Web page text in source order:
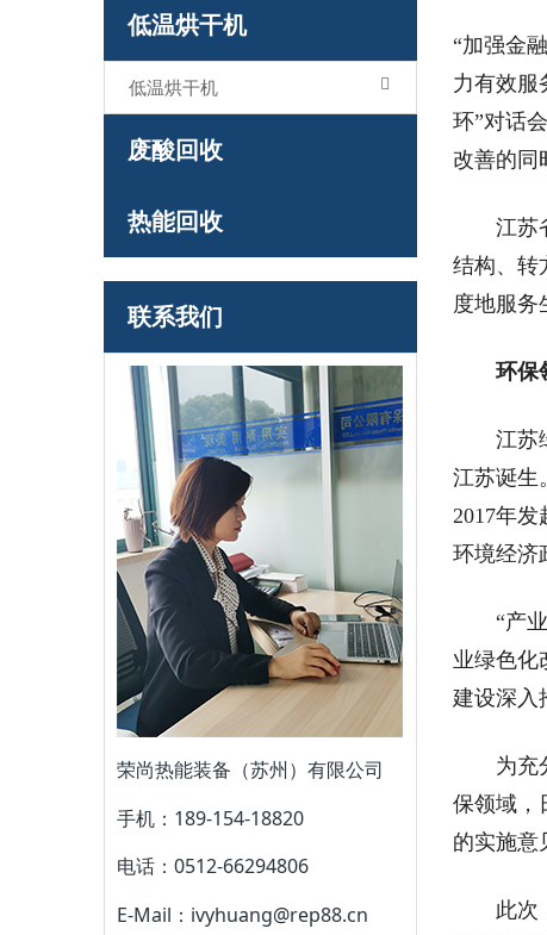
“加强金
力有效服
环”对话
改善的同
江苏省
结构、转
度地服务
环保
江苏绿
江苏诞生
2017年
环境经济
“产业
业绿色化
建设深入
为充分
保领域，
的实施意
此次，
低温烘干机
低温烘干机
废酸回收
热能回收
联系我们
荣尚热能装备（苏州）有限公司
手机：189-154-18820
电话：0512-66294806
E-Mail：ivyhuang@rep88.cn